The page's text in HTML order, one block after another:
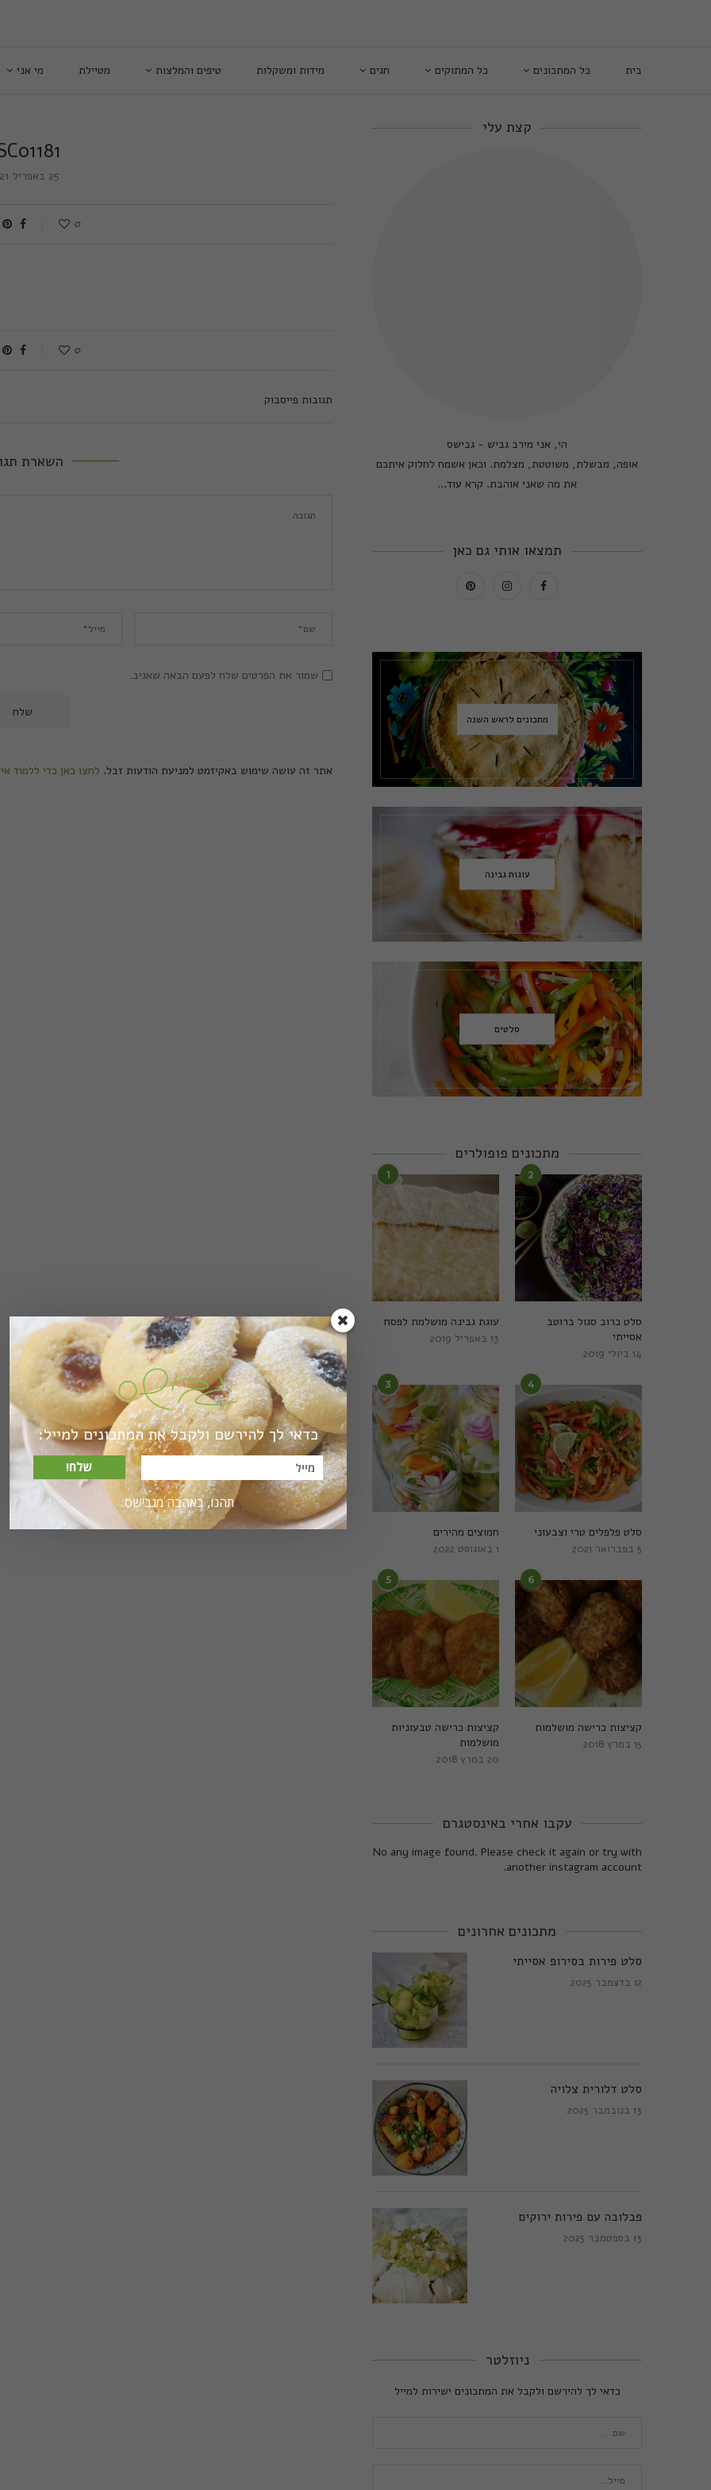
בית כל המתכונים כל המתוקים חגים מידות ומשקלות טיפים והמלצות מטיילת מי אני
25 באפריל 2021
0
0
תגובות פייסבוק
השארת
שמור את הפרטים שלח לפעם הבאה שאגיב.
אתר זה עושה שימוש באקיזמט למניעת הודעות זבל. לחצו כאן כדי ללמוד
קצת עלי
הי, אני מירב גביש - גבישס
אופה, מבשלת, משוטטת, מצלמת. וכאן אשמח לחלוק איתכם
את מה שאני אוהבת. קרא עוד...
תמצאו אותי גם כאן
מתכונים לראש השנה
עוגות גבינה
סלטים
מתכונים פופולרים
1
עוגת גבינה מושלמת לפסח
13 באפריל 2019
2
סלט כרוב סגול ברוטב
אסייתי
14 ביולי 2019
3
חמוצים מהירים
1 באוגוסט 2022
4
סלט פלפלים טרי וצבעוני
5 בפברואר 2021
5
קציצות כרישה טבעוניות
מושלמות
20 במרץ 2018
6
קציצות כרישה מושלמות
15 במרץ 2018
עקבו אחרי באינסטגרם
No any image found. Please check it again or try with
another instagram account.
מתכונים אחרונים
סלט פירות בסירופ אסייתי
12 בדצמבר 2025
סלט דלורית צלויה
13 בנובמבר 2025
פבלובה עם פירות ירוקים
13 בספטמבר 2025
ניוזלטר
כדאי לך להירשם ולקבל את המתכונים ישירות למייל
כדאי לך להירשם ולקבל את המתכונים למייל:
שלח!
תהנו, באהבה מגבישס.